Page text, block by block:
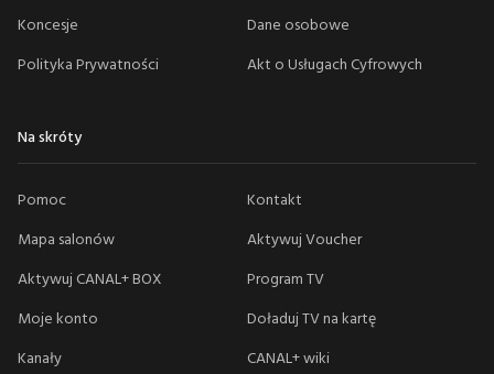
Koncesje
Dane osobowe
Polityka Prywatności
Akt o Usługach Cyfrowych
Na skróty
Pomoc
Kontakt
Mapa salonów
Aktywuj Voucher
Aktywuj CANAL+ BOX
Program TV
Moje konto
Doładuj TV na kartę
Kanały
CANAL+ wiki